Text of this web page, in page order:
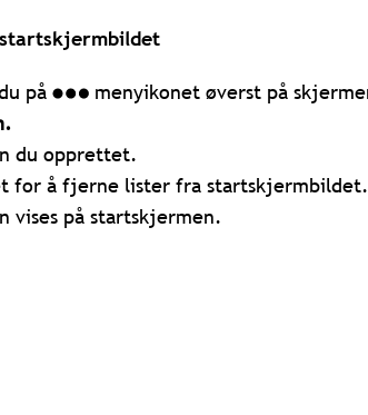
på
menyikonet øverst på
du opprettet.
for å fjerne lister fra startskjermbildet.
vises på startskjermen.